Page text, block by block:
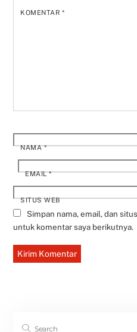
KOMENTAR*
NAMA*
EMAIL*
SITUS WEB
Simpan nama, email, dan
untuk komentar saya berikutnya.